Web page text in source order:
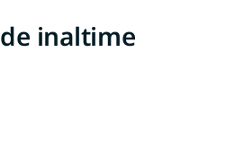
inaltime